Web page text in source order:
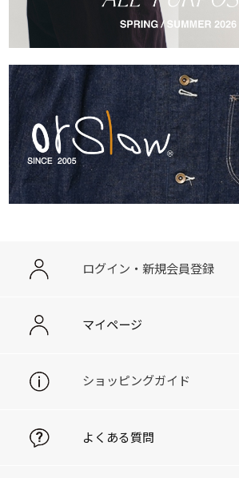
ログイン・新規会員登録
マイページ
ショッピングガイド
よくある質問